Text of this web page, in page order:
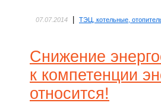
07.07.2014 | ТЭЦ, котельные,
Снижение
к компетенции
относится!